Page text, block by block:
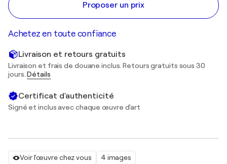
Voir l'œuvre chez vous
4 images
Proposer un prix
Achetez en toute confiance
Livraison et retours gratuits
Livraison et frais de douane inclus. Retours gratuits sous 30
jours.Détails
Certificat d'authenticité
Signé et inclus avec chaque œuvre d'art